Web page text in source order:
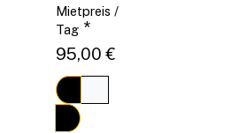
Mietpreis /
Tag *
95,00 €